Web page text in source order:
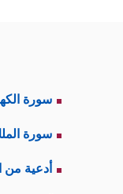
سورة
سورة
أدعية من